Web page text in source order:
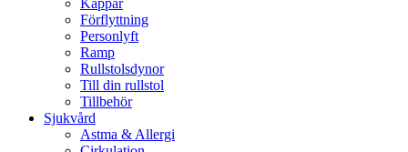
Käppar
Förflyttning
Personlyft
Ramp
Rullstolsdynor
Till din rullstol
Tillbehör
Sjukvård
Astma & Allergi